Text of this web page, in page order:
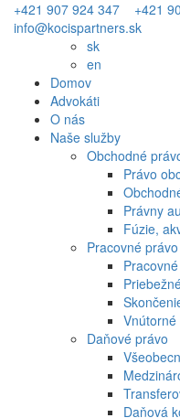
+421 907 924 347
+421
info@kocispartners.sk
sk
en
Domov
Advokáti
O nás
Naše služby
Obchodné
Právo
Právny
Fúzie,
Pracovné právo
Daňové právo
Daňová